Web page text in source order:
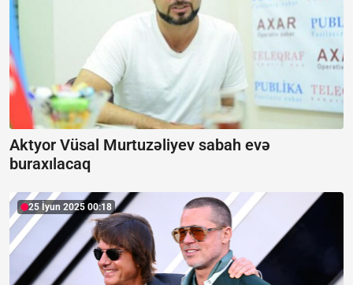
Aktyor Vüsal Murtuzəliyev sabah evə
buraxılacaq
25 İyun 2025 00:18